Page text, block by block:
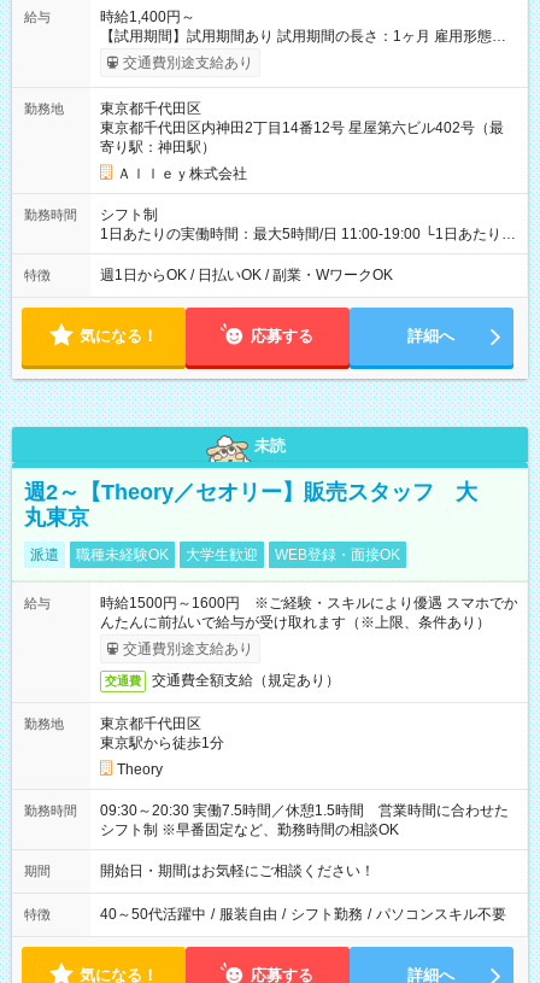
給与
時給1,400円～
【試用期間】試用期間あり 試用期間の長さ：1ヶ月 雇用形態、
給与は本採用時と同じです。
交通費別途支給あり
勤務地
東京都千代田区
東京都千代田区内神田2丁目14番12号 星屋第六ビル402号（最
寄り駅：神田駅）
Ａｌｌｅｙ株式会社
勤務時間
シフト制
1日あたりの実働時間：最大5時間/日 11:00-19:00 └1日あたりの
実働時間：1-5時間 └上記の時間帯内であれば、いつでも勤務可
能！ └平日・土曜日の中で、お好きな曜日でご勤務いただけま
18:00 などのように、自由な働き方が可能なお仕事です！
特徴 週1日からOK / 日払いOK / 副業・WワークOK
気になる！ 応募する 詳細へ
未読
週2～【Theory／セオリー】販売スタッフ 大
丸東京
派遣 職種未経験OK 大学生歓迎 WEB登録・面接OK
給与
時給1500円～1600円 ※ご経験・スキルにより優遇 スマホでか
んたんに前払いで給与が受け取れます（※上限、条件あり）
交通費別途支給あり
交通費 交通費全額支給（規定あり）
勤務地
東京都千代田区
東京駅から徒歩1分
Theory
勤務時間
09:30～20:30 実働7.5時間／休憩1.5時間 営業時間に合わせた
シフト制 ※早番固定など、勤務時間の相談OK
期間 開始日・期間はお気軽にご相談ください！
特徴 40～50代活躍中 / 服装自由 / シフト勤務 / パソコンスキル不要
気になる！ 応募する 詳細へ